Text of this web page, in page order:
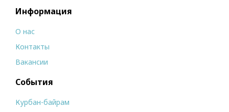
Информация
О нас
Контакты
Вакансии
События
Курбан-байрам